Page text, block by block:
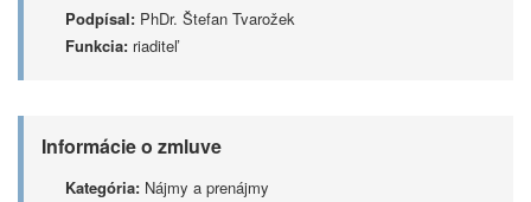
Podpísal: PhDr. Štefan Tvarožek
Funkcia: riaditeľ
Informácie o zmluve
Kategória: Nájmy a prenájmy